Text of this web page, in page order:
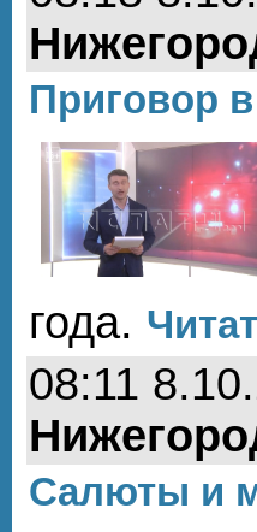
Приговор
года.
08:11
Салюты и